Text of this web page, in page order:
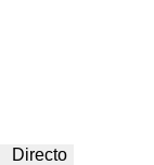
Directo